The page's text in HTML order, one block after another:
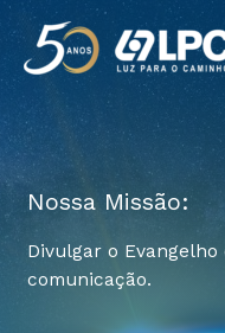
Ir
para
conteúdo
Nossa Missão:
Divulgar o
comunicação.